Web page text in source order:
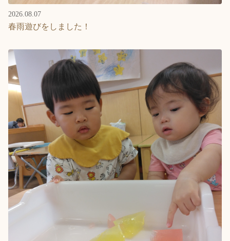
2026.08.07
春雨遊びをしました！